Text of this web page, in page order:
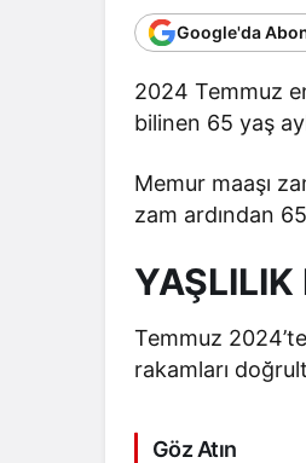
Google'da
2024 Temmuz
bilinen 65 yaş
Memur maaşı
zam ardından
YAŞLILIK
Temmuz
rakamları
Göz Atın